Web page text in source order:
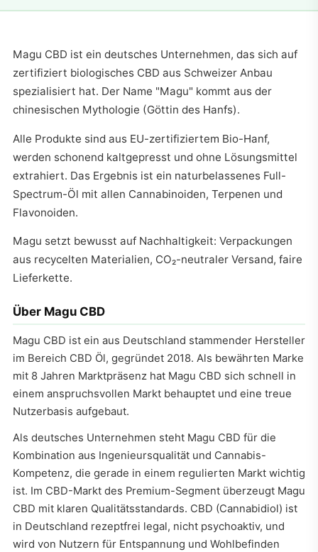
Magu CBD ist ein deutsches Unternehmen, das sich auf
zertifiziert biologisches CBD aus Schweizer Anbau
spezialisiert hat. Der Name "Magu" kommt aus der
chinesischen Mythologie (Göttin des Hanfs).
Alle Produkte sind aus EU-zertifiziertem Bio-Hanf,
werden schonend kaltgepresst und ohne Lösungsmittel
extrahiert. Das Ergebnis ist ein naturbelassenes Full-
Spectrum-Öl mit allen Cannabinoiden, Terpenen und
Flavonoiden.
Magu setzt bewusst auf Nachhaltigkeit: Verpackungen
aus recycelten Materialien, CO₂-neutraler Versand, faire
Lieferkette.
Über Magu CBD
Magu CBD ist ein aus Deutschland stammender Hersteller
im Bereich CBD Öl, gegründet 2018. Als bewährten Marke
mit 8 Jahren Marktpräsenz hat Magu CBD sich schnell in
einem anspruchsvollen Markt behauptet und eine treue
Nutzerbasis aufgebaut.
Als deutsches Unternehmen steht Magu CBD für die
Kombination aus Ingenieursqualität und Cannabis-
Kompetenz, die gerade in einem regulierten Markt wichtig
ist. Im CBD-Markt des Premium-Segment überzeugt Magu
CBD mit klaren Qualitätsstandards. CBD (Cannabidiol) ist
in Deutschland rezeptfrei legal, nicht psychoaktiv, und
wird von Nutzern für Entspannung und Wohlbefinden